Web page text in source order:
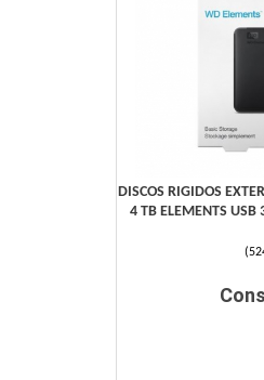
DISCOS RIGIDOS
4 TB ELEMENTS
(